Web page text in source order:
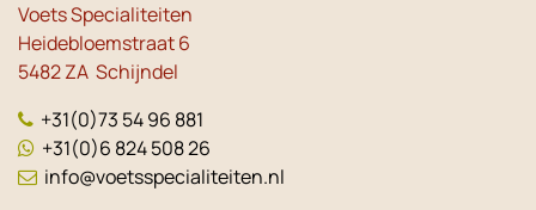
Voets Specialiteiten
Heidebloemstraat 6
5482 ZA Schijndel
+31(0)73 54 96 881
+31(0)6 824 508 26
info@voetsspecialiteiten.nl